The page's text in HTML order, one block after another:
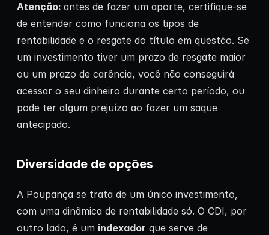
Atenção: antes de fazer um aporte, certifique-se
de entender como funciona os tipos de
rentabilidade e o resgate do título em questão. Se
um investimento tiver um prazo de resgate maior
ou um prazo de carência, você não conseguirá
acessar o seu dinheiro durante certo período, ou
pode ter algum prejuízo ao fazer um saque
antecipado.
Diversidade de opções
A Poupança se trata de um único investimento,
com uma dinâmica de rentabilidade só. O CDI, por
outro lado, é um indexador que serve de